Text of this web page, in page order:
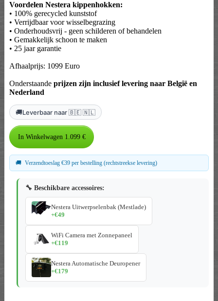
Voordelen Nestera kippenhokken:
• 100% gerecycled kunststof
• Verrijdbaar voor wisselbegrazing
• Onderhoudsvrij - geen schilderen of behandelen
• Gemakkelijk schoon te maken
• 25 jaar garantie
Afhaalprijs: 1099 Euro
Onderstaande prijzen zijn inclusief levering naar België en
Nederland
🚚Leverbaar naar 🇧🇪 🇳🇱
🚚 Verzendtoeslag €39 per bestelling (rechtstreekse levering)
🔧 Beschikbare accessoires:
Nestera Uitwerpselenbak (Mestlade)
+€49
WiFi Camera met Zonnepaneel
+€119
Nestera Automatische Deuropener
+€179